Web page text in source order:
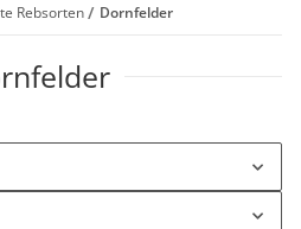
Rebsorten Dornfelder